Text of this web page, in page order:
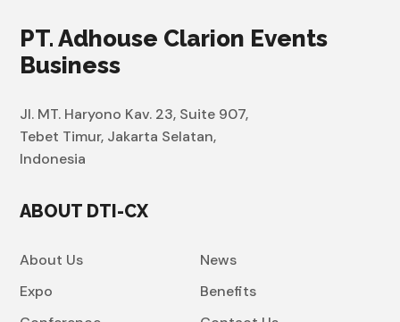
PT. Adhouse Clarion Events
Business
Jl. MT. Haryono Kav. 23, Suite 907,
Tebet Timur, Jakarta Selatan,
Indonesia
ABOUT DTI-CX
About Us
Expo
News
Benefits